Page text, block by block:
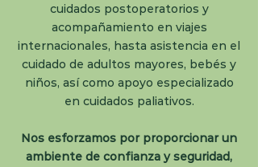
cuidados postoperatorios y
acompañamiento en viajes
internacionales, hasta asistencia en el
cuidado de adultos mayores, bebés y
niños, así como apoyo especializado
en cuidados paliativos.
Nos esforzamos por proporcionar un
ambiente de confianza y seguridad,